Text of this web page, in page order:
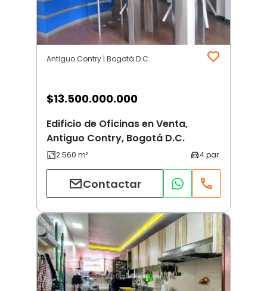
Antiguo Contry | Bogotá D.C.
$13.500.000.000
Edificio de Oficinas en Venta,
Antiguo Contry, Bogotá D.C.
Contactar